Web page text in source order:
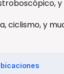
y
ciclismo, y